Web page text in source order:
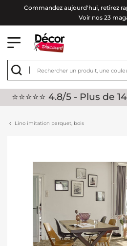
Commandez aujourd'hui, retirez
Voir nos 23
⭐⭐⭐⭐⭐ 4.8/5 - Plus de
Lino imitation parquet, bois